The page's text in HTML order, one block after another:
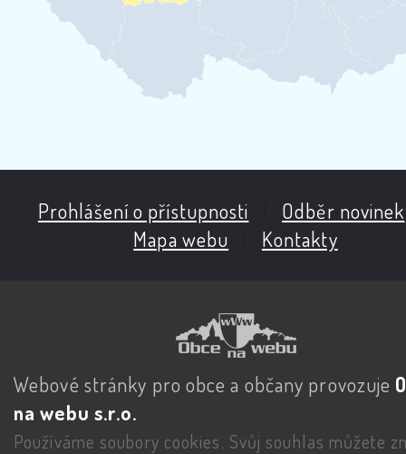
Prohlášení o přístupnosti Odběr novinek
Mapa webu
Kontakty
Webové stránky pro obce a občany provozuje
na webu s.r.o.
Používáme soubory cookies. Svůj souhlas můžete